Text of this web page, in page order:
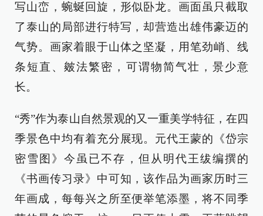
写山峦，蜿蜒回旋，形似卧龙。画面虽只截取
了泰山的局部进行特写，却营造出雄伟豪迈的
气势。画家着眼于山体之坚凝，用笔劲峭、线
条短直、皴法繁密，可谓物简气壮，景少意
长。
“秀”作为泰山自然景观的又一重美学特征，在四
季景色中均有着充分展现。元代王蒙的《岱宗
密雪图》今虽已不存，但从明代王绂编撰的
《书画传习录》中可知，该作品为画家历时三
年画成，每每兴之所至便举笔添墨，将不同季